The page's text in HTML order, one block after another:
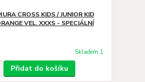
CROSS KIDS / JUNIOR KID
VEL. XXXS - SPECIÁLNÍ
Skladem 1
Přidat do košíku